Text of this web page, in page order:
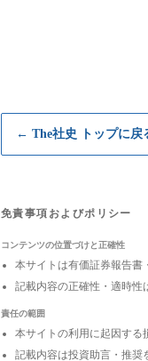
← The社史 トップに戻
免責事項およびポリシー
コンテンツの位置づけと正確性
本サイトは有価証券報告書
記載内容の正確性・適時性
責任の範囲
本サイトの利用に起因する
記載内容は投資助言・推奨